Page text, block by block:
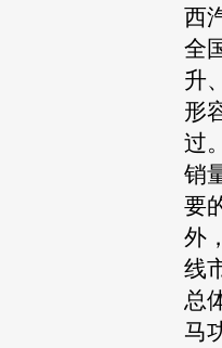
西
全
升
形
过
销
要
外
线
总
马